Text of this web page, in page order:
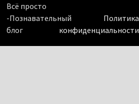
Всё просто
-Познавательный
блог
Политика
конфиденциальности